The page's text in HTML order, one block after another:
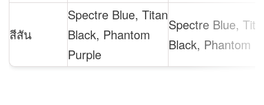
สีสัน
Spectre Blue, Titan
Black, Phantom
Purple
Spectre Blue,
Black, Phantom